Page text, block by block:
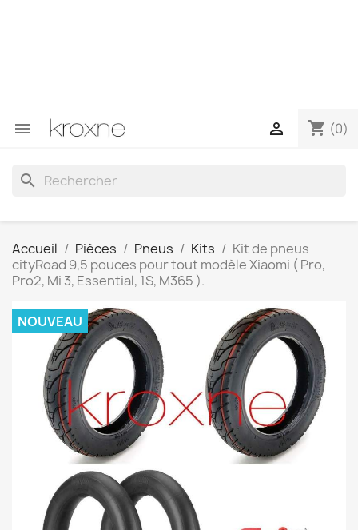
 shopping_cart (0)

search
Accueil Pièces Pneus Kits
Kit de pneus
cityRoad 9,5 pouces pour tout modèle Xiaomi ( Pro,
Pro2, Mi 3, Essential, 1S, M365 ).
NOUVEAU